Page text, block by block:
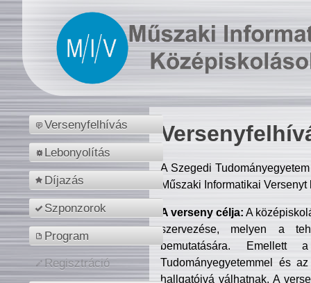
Versenyfelhívás
Lebonyolítás
Díjazás
Szponzorok
Program
Regisztráció
A Szegedi
Műszaki Informatikai
A verseny célja: A
szervezése, melyen a
bemutatására. Emellett
Tudományegyetemmel és
hallgatóivá válhatnak. A